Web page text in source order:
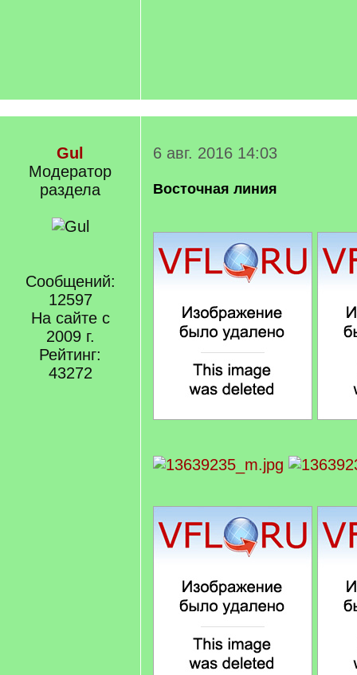
Gul
Модератор
раздела
Сообщений:
12597
На сайте с
2009 г.
Рейтинг:
43272
6 авг. 2016 14:03
Восточная линия